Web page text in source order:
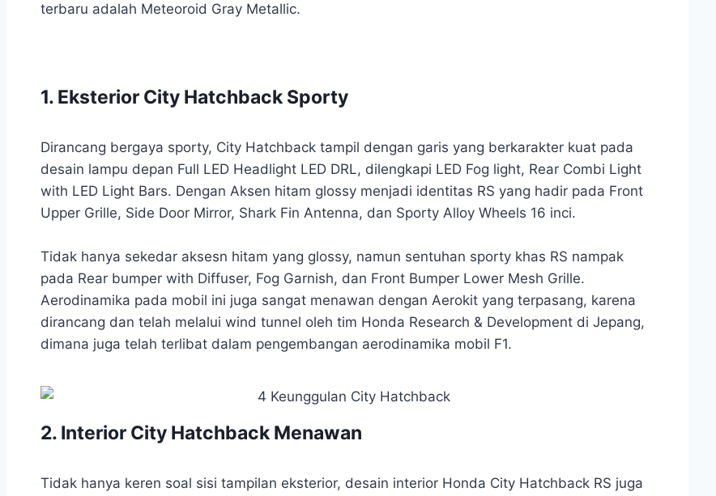
terbaru adalah Meteoroid Gray Metallic.
1. Eksterior City Hatchback Sporty
Dirancang bergaya sporty, City Hatchback tampil dengan garis yang berkarakter kuat pada
desain lampu depan Full LED Headlight LED DRL, dilengkapi LED Fog light, Rear Combi Light
with LED Light Bars. Dengan Aksen hitam glossy menjadi identitas RS yang hadir pada Front
Upper Grille, Side Door Mirror, Shark Fin Antenna, dan Sporty Alloy Wheels 16 inci.
Tidak hanya sekedar aksesn hitam yang glossy, namun sentuhan sporty khas RS nampak
pada Rear bumper with Diffuser, Fog Garnish, dan Front Bumper Lower Mesh Grille.
Aerodinamika pada mobil ini juga sangat menawan dengan Aerokit yang terpasang, karena
dirancang dan telah melalui wind tunnel oleh tim Honda Research & Development di Jepang,
dimana juga telah terlibat dalam pengembangan aerodinamika mobil F1.
2. Interior City Hatchback Menawan
Tidak hanya keren soal sisi tampilan eksterior, desain interior Honda City Hatchback RS juga